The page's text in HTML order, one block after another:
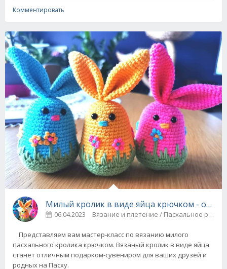
Комментировать
Милый кролик в виде яйца крючком -
06.04.2023 Вязание и плетение / Пасхальное
Представляем вам мастер-класс по вязанию милого
пасхального кролика крючком. Вязаный кролик в виде яйца
станет отличным подарком-сувениром для ваших друзей и
родных на Пасху.